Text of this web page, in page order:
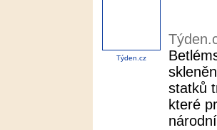
Týden.cz
statků
které